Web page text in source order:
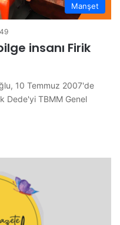
Manşet
insanı Firik
10 Temmuz 2007'de
Dede'yi TBMM Genel